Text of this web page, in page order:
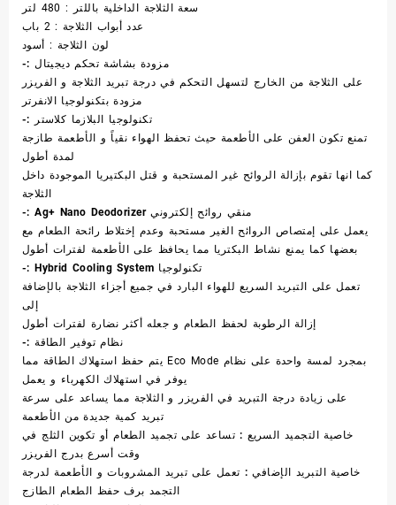
سعة الثلاجة الداخلية باللتر : 480 لتر
عدد أبواب الثلاجة : 2 باب
لون الثلاجة : أسود
مزودة بشاشة تحكم ديجيتال :-
على الثلاجة من الخارج لتسهل التحكم في درجة تبريد الثلاجة و الفريزر
مزودة بتكنولوجيا الانفرتر
تكنولوجيا البلازما كلاستر :-
تمنع تكون العفن على الأطعمة حيث تحفظ الهواء نقياً و الأطعمة طازجة
لمدة أطول
كما انها تقوم بإزالة الروائح غير المستحبة و قتل البكتيريا الموجودة داخل
الثلاجة
منقي روائح إلكتروني Ag+ Nano Deodorizer :-
يعمل على إمتصاص الروائح الغير مستحبة وعدم إختلاط رائحة الطعام مع
بعضها كما يمنع نشاط البكتريا مما يحافظ على الأطعمة لفترات أطول
تكنولوجيا Hybrid Cooling System :-
تعمل على التبريد السريع للهواء البارد في جميع أجزاء الثلاجة بالإضافة
إلى
إزالة الرطوبة لحفظ الطعام و جعله أكثر نضارة لفترات أطول
نظام توفير الطاقة :-
بمجرد لمسة واحدة على نظام Eco Mode يتم حفظ استهلاك الطاقة مما
يوفر في استهلاك الكهرباء و يعمل
على زيادة درجة التبريد في الفريزر و الثلاجة مما يساعد على سرعة
تبريد كمية جديدة من الأطعمة
خاصية التجميد السريع :تساعد على تجميد الطعام أو تكوين الثلج في
وقت أسرع بدرج الفريزر
خاصية التبريد الإضافي : تعمل على تبريد المشروبات و الأطعمة لدرجة
التجمد برف حفظ الطعام الطازج